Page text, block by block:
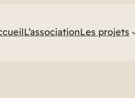
L’associationLes projets